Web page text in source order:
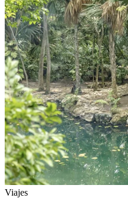
Viajes